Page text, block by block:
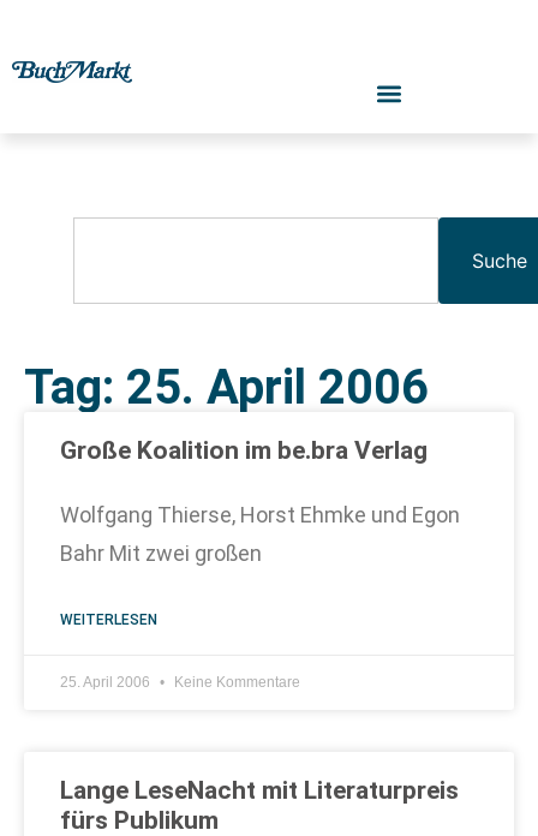
Suche
Tag: 25. April 2006
Große Koalition im be.bra Verlag
Wolfgang Thierse, Horst Ehmke und Egon
Bahr Mit zwei großen
WEITERLESEN
25. April 2006 Keine Kommentare
Lange LeseNacht mit Literaturpreis
fürs Publikum